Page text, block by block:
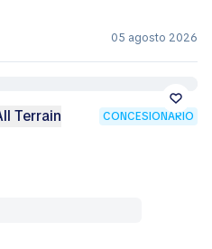
05 agosto 2026
Terrain CONCESIONARIO